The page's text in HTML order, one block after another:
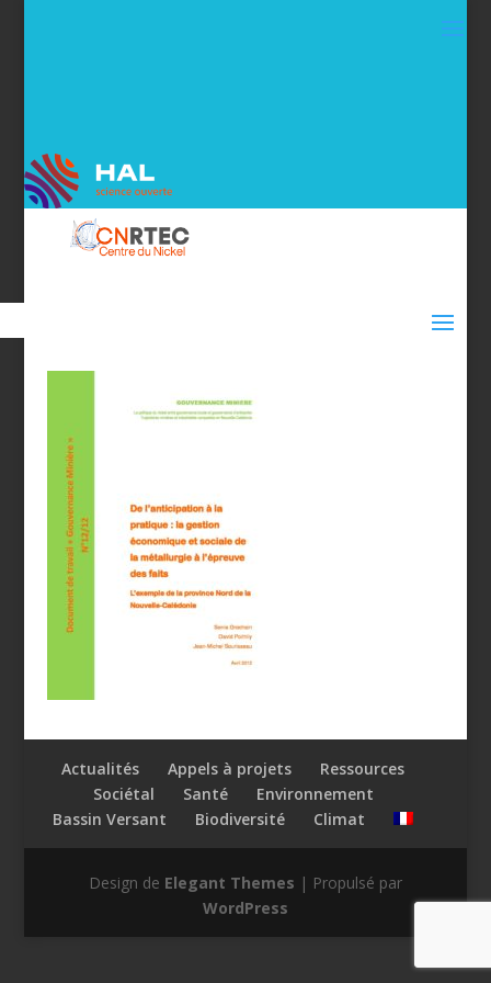
Actualités Appels à projets
Ressources
Sociétal
Santé
Environnement
Bassin Versant
Biodiversité Climat
Design de Elegant Themes | Propulsé par
WordPress